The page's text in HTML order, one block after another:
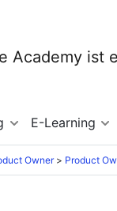
E-Learning
Owner Product